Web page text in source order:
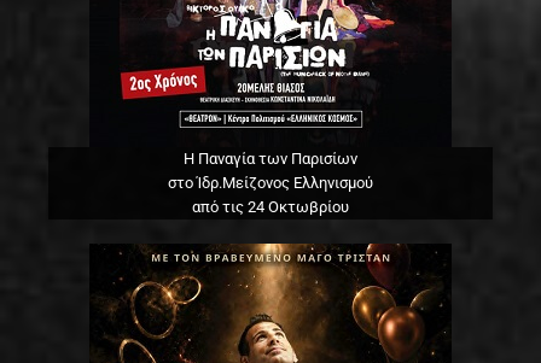
Η Παναγία των Παρισίων
στο Ίδρ.Μείζονος Ελληνισμού
από τις 24 Οκτωβρίου